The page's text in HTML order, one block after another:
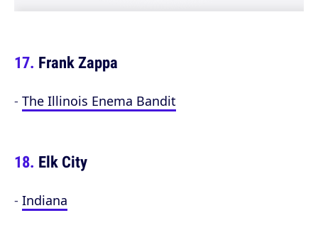
Frank Zappa
- The Illinois Enema Bandit
Elk City
- Indiana